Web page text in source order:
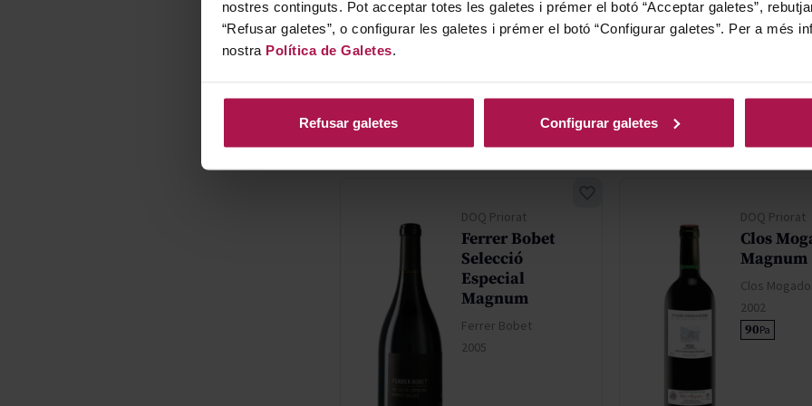
nostres continguts. Pot acceptar totes les galetes i prémer el botó “Acceptar galetes”,
“Refusar galetes”, o configurar les galetes i prémer el botó “Configurar galetes”. Per a més
nostra Política de Galetes.
Refusar galetes Configurar galetes
AFEGIR
DOQ Priorat
Ferrer Bobet
Selecció
Especial
Magnum
Ferrer Bobet
2005
DOQ Priorat
Clos
Magnum
Clos
2002
90Pa